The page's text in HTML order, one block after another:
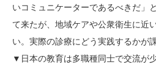
いコミュニケーターであるべきだ」
て来たが、地域ケアや公衆衛生に近
い。実際の診療にどう実践するかが課
▼日本の教育は多職種同士で交流が